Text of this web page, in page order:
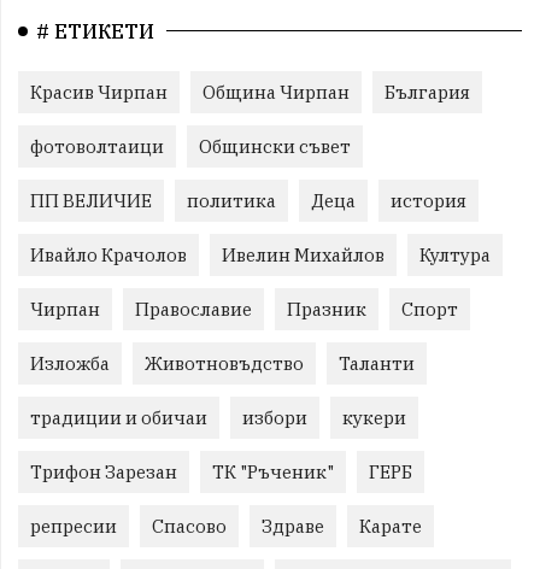
# ЕТИКЕТИ
Красив Чирпан Община Чирпан България
фотоволтаици Общински съвет
ПП ВЕЛИЧИЕ политика Деца история
Ивайло Крачолов Ивелин Михайлов Култура
Чирпан Православие Празник Спорт
Изложба Животновъдство Таланти
традиции и обичаи избори кукери
Трифон Зарезан ТК "Ръченик" ГЕРБ
репресии Спасово Здраве Карате